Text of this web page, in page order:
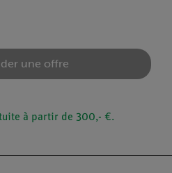
une offre
à partir de 300,- €.